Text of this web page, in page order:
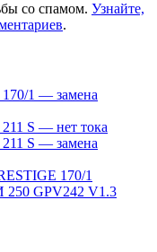
со спамом. Узнайте,
.
1 — замена
S — нет тока
S — замена
170/1
GPV242 V1.3